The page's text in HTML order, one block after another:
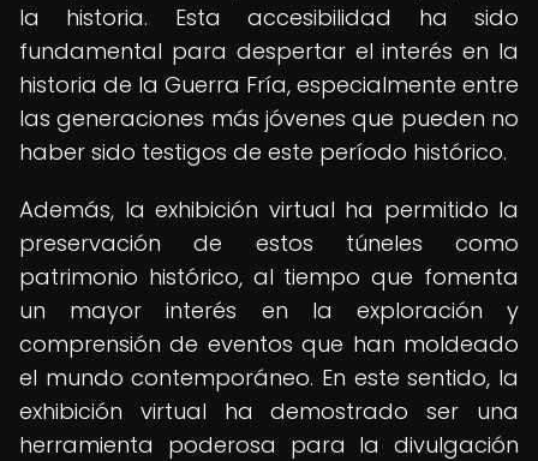
la historia. Esta accesibilidad ha sido
fundamental para despertar el interés en la
historia de la Guerra Fría, especialmente entre
las generaciones más jóvenes que pueden no
haber sido testigos de este período histórico.
Además, la exhibición virtual ha permitido la
preservación de estos túneles como
patrimonio histórico, al tiempo que fomenta
un mayor interés en la exploración y
comprensión de eventos que han moldeado
el mundo contemporáneo. En este sentido, la
exhibición virtual ha demostrado ser una
herramienta poderosa para la divulgación